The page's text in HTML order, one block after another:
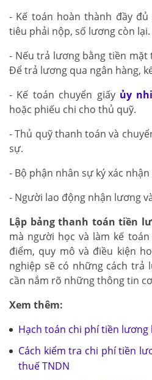
- Kế toán hoàn thành đầy
tiêu phải nộp, số lương còn lại.
- Nếu trả lương bằng tiền mặt
Để trả lương qua ngân hàng,
- Kế toán chuyển giấy ủy
hoặc phiếu chi cho thủ quỹ.
- Thủ quỹ thanh toán và
sự.
- Bộ phận nhân sự ký xác
- Người lao động nhận lương
Lập bảng thanh toán tiền
mà người học và làm kế
điểm, quy mô và điều kiện
nghiệp sẽ có những cách trả
cần nắm rõ những thông tin
Xem thêm:
Hạch toán chi phí tiền lương
Cách kiểm tra chi phí tiền
thuế TNDN